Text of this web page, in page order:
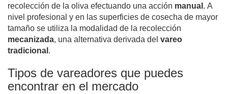
recolección de la oliva efectuando una acción manual . A
nivel profesional y en las superficies de cosecha de mayor
tamaño se utiliza la modalidad de la recolección
mecanizada, una alternativa derivada del vareo
tradicional .
Tipos de vareadores que puedes
encontrar en el mercado